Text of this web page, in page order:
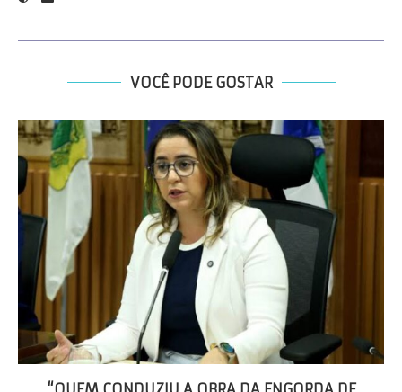
VOCÊ PODE GOSTAR